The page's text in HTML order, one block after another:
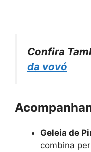
Confira
da vovó
Geleia de
combina